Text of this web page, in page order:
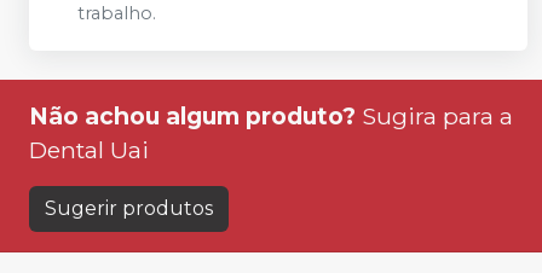
trabalho.
Não achou algum produto? Sugira para a
Dental Uai
Sugerir produtos